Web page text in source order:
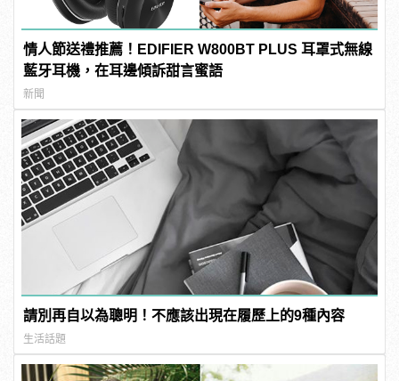
情人節送禮推薦！EDIFIER W800BT PLUS 耳罩式無線
藍牙耳機，在耳邊傾訴甜言蜜語
新聞
請別再自以為聰明！不應該出現在履歷上的9種內容
生活話題